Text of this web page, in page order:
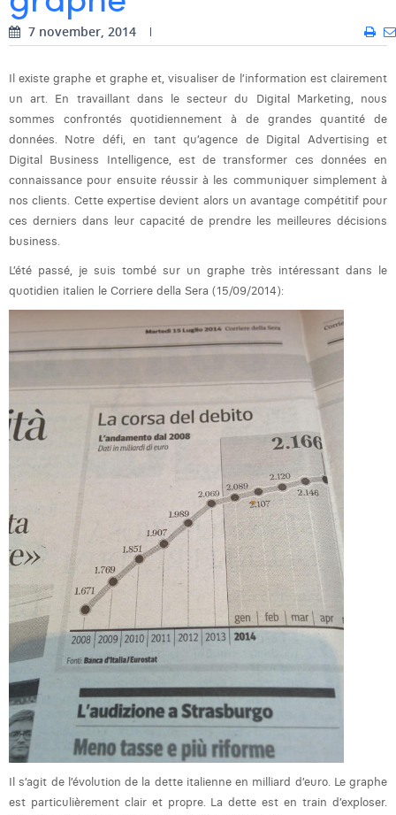
Dhan Claes
Edouard Polet
Elio Civalleri
Eliott Pousset
Floriane Defacqz
Glenn Vanderlinden
Hanne Van Loock
Janne Beke
Jonas Geiregat
Justine Cremer
Laura Rooseleer
Laura Verhelst
Lena Pignoloni
Leonard Dierickx
Linda Kraim
Lisa Protin
Lore Fierens
Lotte Vranckx
Louis Nassogne
Lucas Taels
Margaux Marien
Digital Business Intern
7 november, 2014
Il existe graphe et graphe et, visualiser de l’information est clairement
un art. En travaillant dans le secteur du Digital Marketing, nous
sommes confrontés quotidiennement à de grandes quantité de
données. Notre défi, en tant qu’agence de Digital Advertising et
Digital Business Intelligence, est de transformer ces données en
connaissance pour ensuite réussir à les communiquer simplement à
nos clients. Cette expertise devient alors un avantage compétitif pour
ces derniers dans leur capacité de prendre les meilleures décisions
business.
L’été passé, je suis tombé sur un graphe très intéressant dans le
quotidien italien le Corriere della Sera (15/09/2014):
Il s’agit de l’évolution de la dette italienne en milliard d’euro. Le graphe
est particulièrement clair et propre. La dette est en train d’exploser.